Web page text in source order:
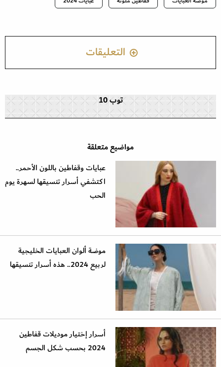
التعليقات
توب 10
مواضيع متعلقة
عبايات وقفاطين باللون الأحمر..
اكتشفي أسرار تنسيقها لسهرة يوم
الحب
موضة ألوان العبايات الخليجية
لربيع 2024.. هذه أسرار تنسيقها
أسرار إختيار موديلات قفاطين
2024 بحسب شكل الجسم